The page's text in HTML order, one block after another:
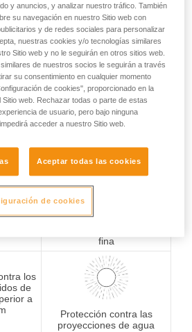
los
de
a
Protección contra la caída
vertical de gotas de agua
los
de
a
de gotas de agua (15° de
inclinación)
los
de
a
fina
los
de
a
Protección contra las
proyecciones de agua
y anuncios, y analizar nuestro tráfico. También
su navegación en nuestro Sitio web con
y de redes sociales para personalizar
nuestras cookies y/o tecnologías similares
Sitio web y no le seguirán en otros sitios web.
de nuestros socios le seguirán a través
su consentimiento en cualquier momento
de cookies", proporcionado en la
Sitio web. Rechazar todas o parte de estas
de usuario, pero bajo ninguna
acceder a nuestro Sitio web.
Aceptar todas las cookies
de cookies